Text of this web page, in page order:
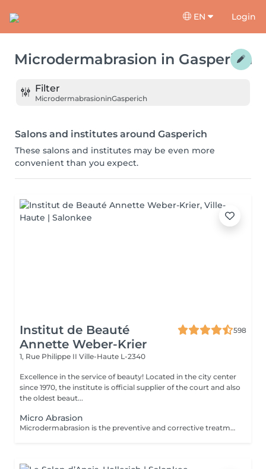
EN Login
Microdermabrasion in Gasperich
Filter
MicrodermabrasioninGasperich
Salons and institutes around Gasperich
These salons and institutes may be even more
convenient than you expect.
Institut de Beauté
Annette Weber-Krier
598
1, Rue Philippe II Ville-Haute L-2340
Excellence in the service of beauty! Located in the city center
since 1970, the institute is official supplier of the court and also
the oldest beaut...
Micro Abrasion
Microdermabrasion is the preventive and corrective treatment par excellence. It stimulates cellular regeneration and the production of young cells. Using microcrystals sprayed on the skin or a diamond head, microdermabrasion removes all dead cells. From the first treatment, the skin is more radiant, softer and visibly exfoliated.